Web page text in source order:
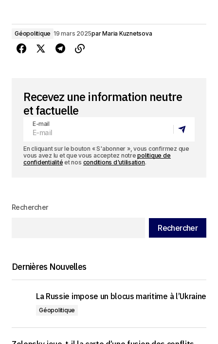
Géopolitique 19 mars 2025parMaria Kuznetsova
Recevez une information neutre
et factuelle
E-mail
En cliquant sur le bouton « S'abonner », vous confirmez que
vous avez lu et que vous acceptez notrepolitique de
confidentialité et nos conditions d'utilisation.
Rechercher
Rechercher
Dernières Nouvelles
La Russie impose un blocus maritime à l’Ukraine
Géopolitique